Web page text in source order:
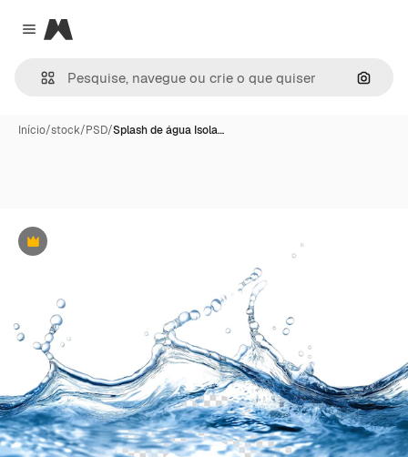
Close menu
Magnific
Início/stock/PSD/Splash de água Isola…
Premium